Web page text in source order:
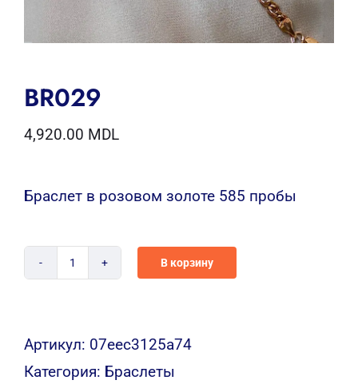
BR029
4,920.00 MDL
Браслет в розовом золоте 585 пробы
Количество
В корзину
Артикул: 07eec3125a74
Категория: Браслеты